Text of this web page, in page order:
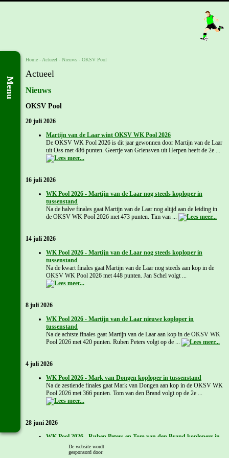
Menu
Home - Actueel - Nieuws - OKSV Pool
Actueel
Nieuws
OKSV Pool
20 juli 2026
Martijn van de Laar wint OKSV WK Pool 2026
De OKSV WK Pool 2026 is dit jaar gewonnen door Martijn van de Laar
uit Oss met 486 punten. Geertje van Griensven uit Herpen heeft de 2e ...
16 juli 2026
WK Pool 2026 - Martijn van de Laar nog steeds koploper in
tussenstand
Na de halve finales gaat Martijn van de Laar nog altijd aan de leiding in
de OKSV WK Pool 2026 met 473 punten. Tim van ...
14 juli 2026
WK Pool 2026 - Martijn van de Laar nog steeds koploper in
tussenstand
Na de kwart finales gaat Martijn van de Laar nog steeds aan kop in de
OKSV WK Pool 2026 met 448 punten. Jan Schel volgt ...
8 juli 2026
WK Pool 2026 - Martijn van de Laar nieuwe koploper in
tussenstand
Na de achtste finales gaat Martijn van de Laar aan kop in de OKSV WK
Pool 2026 met 420 punten. Ruben Peters volgt op de ...
4 juli 2026
WK Pool 2026 - Mark van Dongen koploper in tussenstand
Na de zestiende finales gaat Mark van Dongen aan kop in de OKSV WK
Pool 2026 met 366 punten. Tom van den Brand volgt op de 2e ...
28 juni 2026
WK Pool 2026 - Ruben Peters en Tom van den Brand koplopers in
tussenstand
Na de 3e groepsfase gaan Ruben Peters en Tom van den Brand aan kop
De website wordt
gesponsord door: